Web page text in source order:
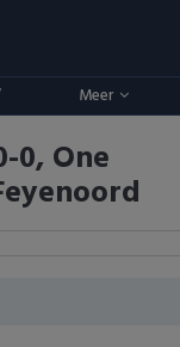
Meer
0, One